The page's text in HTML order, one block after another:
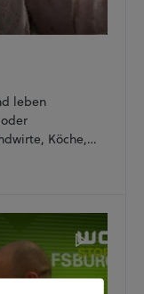
leben
Köche,…